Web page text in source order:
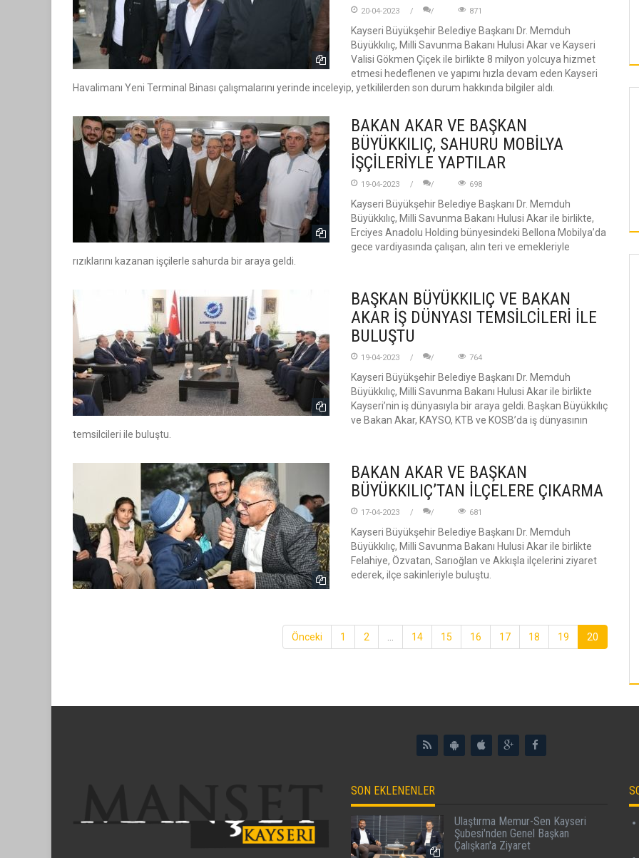
20-04-2023 871
Kayseri Büyükşehir Belediye Başkanı Dr. Memduh
Büyükkılıç, Milli Savunma Bakanı Hulusi Akar ve Kayseri
Valisi Gökmen Çiçek ile birlikte 8 milyon yolcuya hizmet
etmesi hedeflenen ve yapımı hızla devam eden Kayseri
Havalimanı Yeni Terminal Binası çalışmalarını yerinde inceleyip, yetkililerden son durum hakkında bilgiler aldı.
BAKAN AKAR VE BAŞKAN
BÜYÜKKILIÇ, SAHURU MOBİLYA
İŞÇİLERİYLE YAPTILAR
19-04-2023 698
Kayseri Büyükşehir Belediye Başkanı Dr. Memduh
Büyükkılıç, Milli Savunma Bakanı Hulusi Akar ile birlikte,
Erciyes Anadolu Holding bünyesindeki Bellona Mobilya’da
gece vardiyasında çalışan, alın teri ve emekleriyle
rızıklarını kazanan işçilerle sahurda bir araya geldi.
BAŞKAN BÜYÜKKILIÇ VE BAKAN
AKAR İŞ DÜNYASI TEMSİLCİLERİ İLE
BULUŞTU
19-04-2023 764
Kayseri Büyükşehir Belediye Başkanı Dr. Memduh
Büyükkılıç, Milli Savunma Bakanı Hulusi Akar ile birlikte
Kayseri’nin iş dünyasıyla bir araya geldi. Başkan Büyükkılıç
ve Bakan Akar, KAYSO, KTB ve KOSB’da iş dünyasının
temsilcileri ile buluştu.
BAKAN AKAR VE BAŞKAN
BÜYÜKKILIÇ’TAN İLÇELERE ÇIKARMA
17-04-2023 681
Kayseri Büyükşehir Belediye Başkanı Dr. Memduh
Büyükkılıç, Milli Savunma Bakanı Hulusi Akar ile birlikte
Felahiye, Özvatan, Sarıoğlan ve Akkışla ilçelerini ziyaret
ederek, ilçe sakinleriyle buluştu.
Önceki 1 2 14 15 16 17 18 19 20
İLDEM’E YAPILACAK OLAN SOSYAL TESİSTE
SPOR, SAĞLIK VE EĞİTİM BİR ARADA
SON EKLENENLER
Ulaştırma Memur-Sen Kayseri
Şubesi'nden Genel Başkan
Çalışkan'a Ziyaret